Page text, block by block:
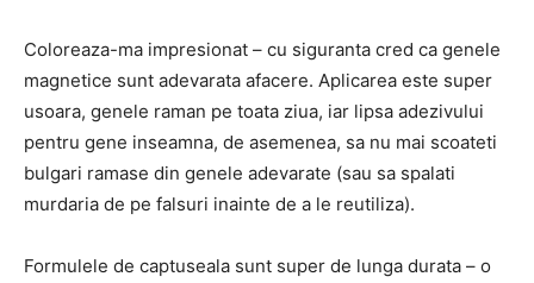
Coloreaza-ma impresionat – cu siguranta cred ca genele
magnetice sunt adevarata afacere. Aplicarea este super
usoara, genele raman pe toata ziua, iar lipsa adezivului
pentru gene inseamna, de asemenea, sa nu mai scoateti
bulgari ramase din genele adevarate (sau sa spalati
murdaria de pe falsuri inainte de a le reutiliza).
Formulele de captuseala sunt super de lunga durata – o